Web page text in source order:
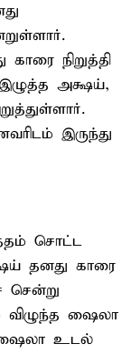
காரை நிறுத்தி
அக்ஷய்,
இருந்து
சொட்ட
தனது காரை
சென்று
விழுந்த ஷைலா
ஷைலா உடல்